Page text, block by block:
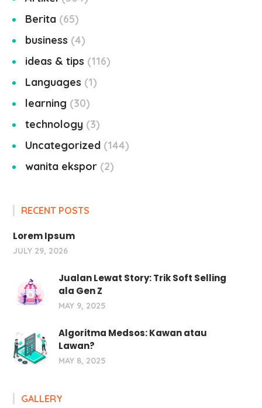
Berita 65
business 4
ideas & tips
116
Languages
1
learning
30
technology 3
Uncategorized 144
wanita ekspor 2
RECENT POSTS
Lorem Ipsum
JULY 29, 2026
Jualan Lewat Story: Trik Soft Selling
ala Gen Z
MAY 9, 2025
Algoritma Medsos: Kawan atau
Lawan?
MAY 8, 2025
GALLERY